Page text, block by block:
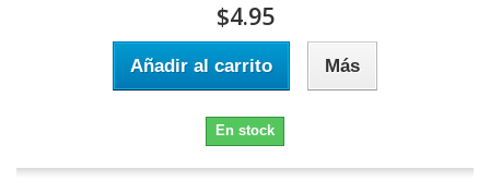
$4.95
Añadir al carrito Más
En stock